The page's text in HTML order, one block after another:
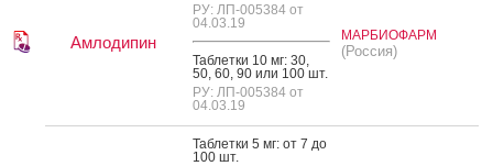
Амлодипин
РУ: ЛП-005384 от
04.03.19
Таб­летки 10 мг: 30,
50, 60, 90 или 100 шт.
РУ: ЛП-005384 от
04.03.19
МАРБИОФАРМ
(Россия)
Таб­летки 5 мг: от 7 до
100 шт.